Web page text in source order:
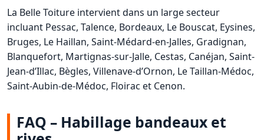
La Belle Toiture intervient dans un large secteur
incluant Pessac, Talence, Bordeaux, Le Bouscat, Eysines,
Bruges, Le Haillan, Saint-Médard-en-Jalles, Gradignan,
Blanquefort, Martignas-sur-Jalle, Cestas, Canéjan, Saint-
Jean-d’Illac, Bègles, Villenave-d’Ornon, Le Taillan-Médoc,
Saint-Aubin-de-Médoc, Floirac et Cenon.
FAQ – Habillage bandeaux et